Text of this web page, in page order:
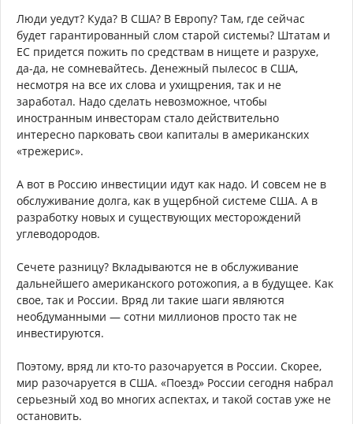
Люди уедут? Куда? В США? В Европу? Там, где сейчас
будет гарантированный слом старой системы? Штатам и
ЕС придется пожить по средствам в нищете и разрухе,
да-да, не сомневайтесь. Денежный пылесос в США,
несмотря на все их слова и ухищрения, так и не
заработал. Надо сделать невозможное, чтобы
иностранным инвесторам стало действительно
интересно парковать свои капиталы в американских
«трежерис».
А вот в Россию инвестиции идут как надо. И совсем не в
обслуживание долга, как в ущербной системе США. А в
разработку новых и существующих месторождений
углеводородов.
Сечете разницу? Вкладываются не в обслуживание
дальнейшего американского ротожопия, а в будущее. Как
свое, так и России. Вряд ли такие шаги являются
необдуманными — сотни миллионов просто так не
инвестируются.
Поэтому, вряд ли кто-то разочаруется в России. Скорее,
мир разочаруется в США. «Поезд» России сегодня набрал
серьезный ход во многих аспектах, и такой состав уже не
остановить.